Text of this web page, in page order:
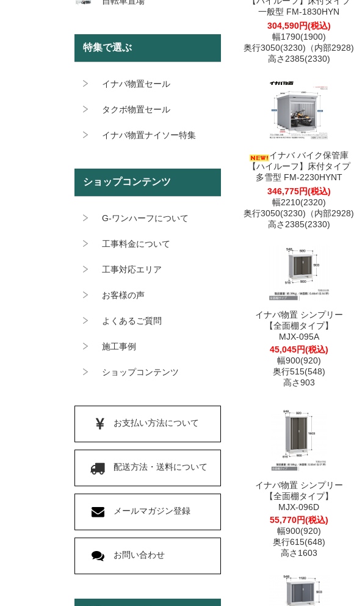
一般型 FM-1830HYN
304,590円(税込)
幅1790(1900)
奥行3050(3230)（内部2928)
高さ2385(2330)
イナバ バイク保管庫
【ハイルーフ】床付タイプ
多雪型 FM-2230HYNT
346,775円(税込)
幅2210(2320)
奥行3050(3230)（内部2928)
高さ2385(2330)
イナバ物置 シンプリー
【全面棚タイプ】
MJX-095A
45,045円(税込)
幅900(920)
奥行515(548)
高さ903
イナバ物置 シンプリー
【全面棚タイプ】
MJX-096D
55,770円(税込)
幅900(920)
奥行615(648)
高さ1603
特集で選ぶ
イナバ物置セール
タクボ物置セール
イナバ物置ナイソー特集
ショップコンテンツ
G-ワンハーフについて
工事料金について
工事対応エリア
お客様の声
よくあるご質問
施工事例
ショップコンテンツ
お支払い方法について
配送方法・送料について
メールマガジン登録
お問い合わせ